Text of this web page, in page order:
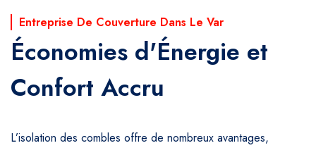
Entreprise De Couverture Dans Le Var
Économies d'Énergie et
Confort Accru
L’isolation des combles offre de nombreux avantages,